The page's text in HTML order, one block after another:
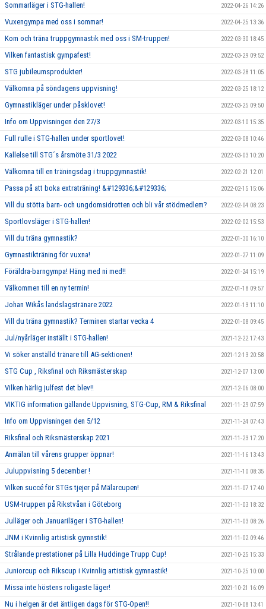
Sommarläger i STG-hallen! 2022-04-26 14:26
Vuxengympa med oss i sommar! 2022-04-25 13:36
Kom och träna truppgymnastik med oss i SM-truppen! 2022-03-30 18:45
Vilken fantastisk gympafest! 2022-03-29 09:52
STG jubileumsprodukter! 2022-03-28 11:05
Välkomna på söndagens uppvisning! 2022-03-25 18:12
Gymnastikläger under påsklovet! 2022-03-25 09:50
Info om Uppvisningen den 27/3 2022-03-10 15:35
Full rulle i STG-hallen under sportlovet! 2022-03-08 10:46
Kallelse till STG´s årsmöte 31/3 2022 2022-03-03 10:20
Välkomna till en träningsdag i truppgymnastik! 2022-02-21 12:01
Passa på att boka extraträning! &#129336;&#129336; 2022-02-15 15:06
Vill du stötta barn- och ungdomsidrotten och bli vår stödmedlem? 2022-02-04 08:23
Sportlovsläger i STG-hallen! 2022-02-02 15:53
Vill du träna gymnastik? 2022-01-30 16:10
Gymnastikträning för vuxna! 2022-01-27 11:09
Föräldra-barngympa! Häng med ni med!! 2022-01-24 15:19
Välkommen till en ny termin! 2022-01-18 09:57
Johan Wikås landslagstränare 2022 2022-01-13 11:10
Vill du träna gymnastik? Terminen startar vecka 4 2022-01-08 09:45
Jul/nyårläger inställt i STG-hallen! 2021-12-22 17:43
Vi söker anställd tränare till AG-sektionen! 2021-12-13 20:58
STG Cup , Riksfinal och Riksmästerskap 2021-12-07 13:00
Vilken härlig julfest det blev!! 2021-12-06 08:00
VIKTIG information gällande Uppvisning, STG-Cup, RM & Riksfinal 2021-11-29 07:59
Info om Uppvisningen den 5/12 2021-11-24 07:43
Riksfinal och Riksmästerskap 2021 2021-11-23 17:20
Anmälan till vårens grupper öppnar! 2021-11-16 13:43
Juluppvisning 5 december ! 2021-11-10 08:35
Vilken succé för STGs tjejer på Mälarcupen! 2021-11-07 17:40
USM-truppen på Rikstvåan i Göteborg 2021-11-03 18:32
Julläger och Januariläger i STG-hallen! 2021-11-03 08:26
JNM i Kvinnlig artistisk gymnstik! 2021-11-02 09:46
Strålande prestationer på Lilla Huddinge Trupp Cup! 2021-10-25 15:33
Juniorcup och Rikscup i Kvinnlig artistisk gymnastik! 2021-10-25 10:00
Missa inte höstens roligaste läger! 2021-10-21 16:09
Nu i helgen är det äntligen dags för STG-Open!! 2021-10-08 13:41